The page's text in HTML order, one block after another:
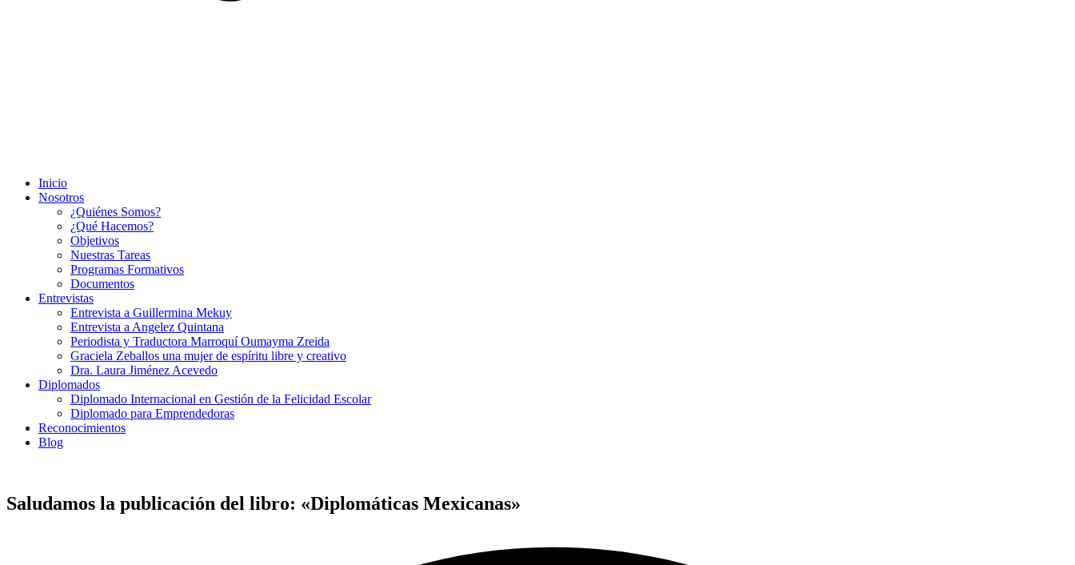
Inicio
Nosotros
¿Quiénes Somos?
¿Qué Hacemos?
Objetivos
Nuestras Tareas
Programas Formativos
Documentos
Entrevistas
Entrevista a Guillermina Mekuy
Entrevista a Angelez Quintana
Periodista y Traductora Marroquí Oumayma Zreida
Graciela Zeballos una mujer de espíritu libre y creativo
Dra. Laura Jiménez Acevedo
Diplomados
Diplomado Internacional en Gestión de la Felicidad Escolar
Diplomado para Emprendedoras
Reconocimientos
Blog
Saludamos la publicación del libro: «Diplomáticas Mexicanas»